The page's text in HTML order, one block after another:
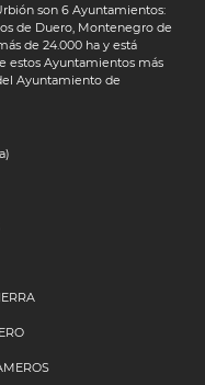
son 6 Ayuntamientos:
de Duero, Montenegro de
de 24.000 ha y está
estos Ayuntamientos más
Ayuntamiento de